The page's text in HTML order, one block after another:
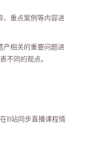
、重点案例等内容进
产相关的重要问题进
不同的观点。
B站同步直播课程情